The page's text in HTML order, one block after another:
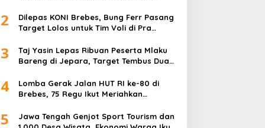
2
Dilepas KONI Brebes, Bung Ferr Pasang
Target Lolos untuk Tim Voli di Pra
3
Taj Yasin Lepas Ribuan Peserta Mlaku
Bareng di Jepara, Target Tembus Dua
4
Lomba Gerak Jalan HUT RI ke-80 di
Brebes, 75 Regu Ikut Meriahkan
5
Jawa Tengah Genjot Sport Tourism dan